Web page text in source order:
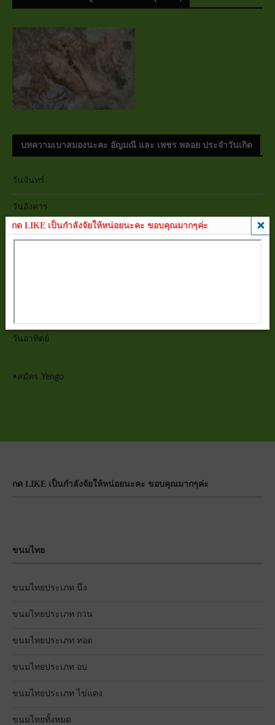
บทความเบาสมองนะคะ อัญมณี และ เพชร พลอย ประจำวันเกิด
วันจันทร์
วันอังคาร
วันพุธ
วันอาทิตย์
•สมัคร Yengo
กด LIKE เป็นกำลังจัยให้หน่อยนะคะ ขอบคุณมากๆค่ะ
ขนมไทย
ขนมไทยประเภท นึ่ง
ขนมไทยประเภท กวน
ขนมไทยประเภท ทอด
ขนมไทยประเภท อบ
ขนมไทยประเภท ไข่แดง
ขนมไทยทั้งหมด
กด LIKE เป็นกำลังจัยให้หน่อยนะคะ ขอบคุณมากๆค่ะ